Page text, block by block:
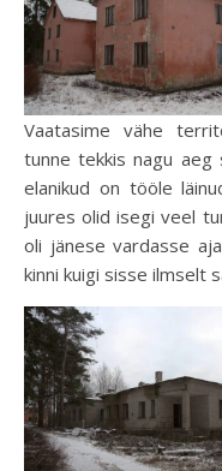
Vaatasime vähe
tunne tekkis nagu aeg
elanikud on tööle
juures olid isegi veel
oli jänese vardasse
kinni kuigi sisse ilmselt